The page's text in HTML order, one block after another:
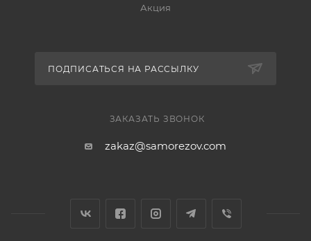
Акция
ПОДПИСАТЬСЯ НА РАССЫЛКУ
ЗАКАЗАТЬ ЗВОНОК
zakaz@samorezov.com